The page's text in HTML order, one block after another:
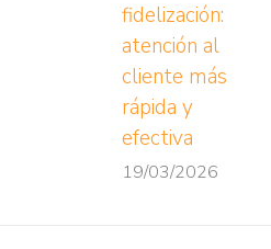
fidelización:
atención al
cliente más
rápida y
efectiva
19/03/2026